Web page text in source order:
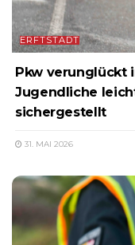
ERFTSTADT
Pkw verunglückt
Jugendliche
sichergestellt
31. MAI 2026